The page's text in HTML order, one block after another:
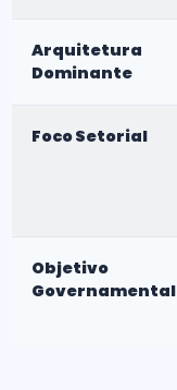
Arquitetura
Dominante
Foco Setorial
Objetivo
Governamental